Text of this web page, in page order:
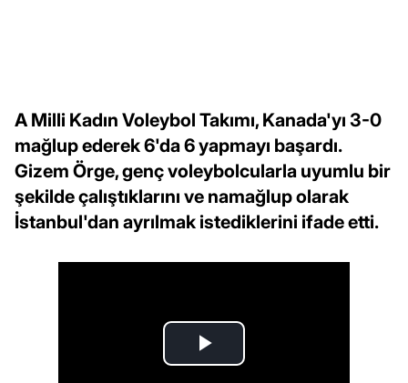
A Milli Kadın Voleybol Takımı, Kanada'yı 3-0
mağlup ederek 6'da 6 yapmayı başardı.
Gizem Örge, genç voleybolcularla uyumlu bir
şekilde çalıştıklarını ve namağlup olarak
İstanbul'dan ayrılmak istediklerini ifade etti.